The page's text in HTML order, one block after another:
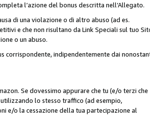
l’azione del bonus descritta nell’Allegato.
di una violazione o di altro abuso (ad es.
e che non risultano da Link Speciali sul tuo
o un abuso.
corrispondente, indipendentemente dai
Se dovessimo appurare che tu (e/o terzi che
lo stesso traffico (ad esempio,
e/o la cessazione della tua partecipazione al